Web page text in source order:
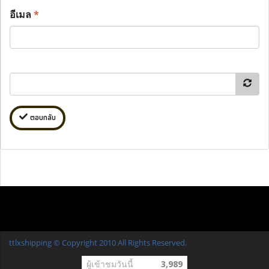
อีเมล*
ตอบกลับ
ttlxshipping © Copyright 2010 All Rights Reserved.
ผู้เข้าชมวันนี้ 3,989